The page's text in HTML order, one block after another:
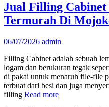
Jual Filling
Termurah Di
06/07/2026 admin
Filling Cabinet adalah sebuah
logam dan berukuran tegak
di pakai untuk menaruh file-file
terbuat dari besi dan juga
filling Read more